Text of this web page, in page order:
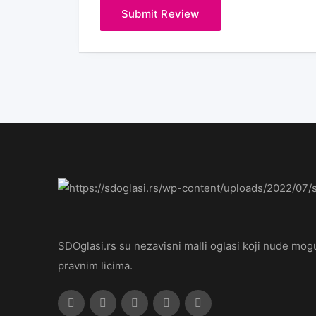
SDOglasi.rs su nezavisni malli oglasi koji nude
pravnim licima.